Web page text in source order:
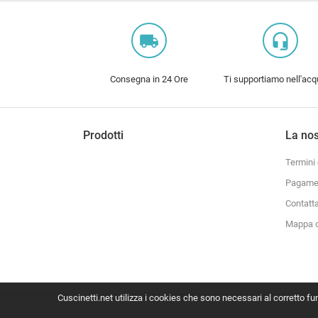
local_shipping
Consegna in 24 Ore
headset_mic
Ti supportiamo
Prodotti La
Termini
Mappa
Cuscinetti.net utilizza i cookies che sono necessari al corretto